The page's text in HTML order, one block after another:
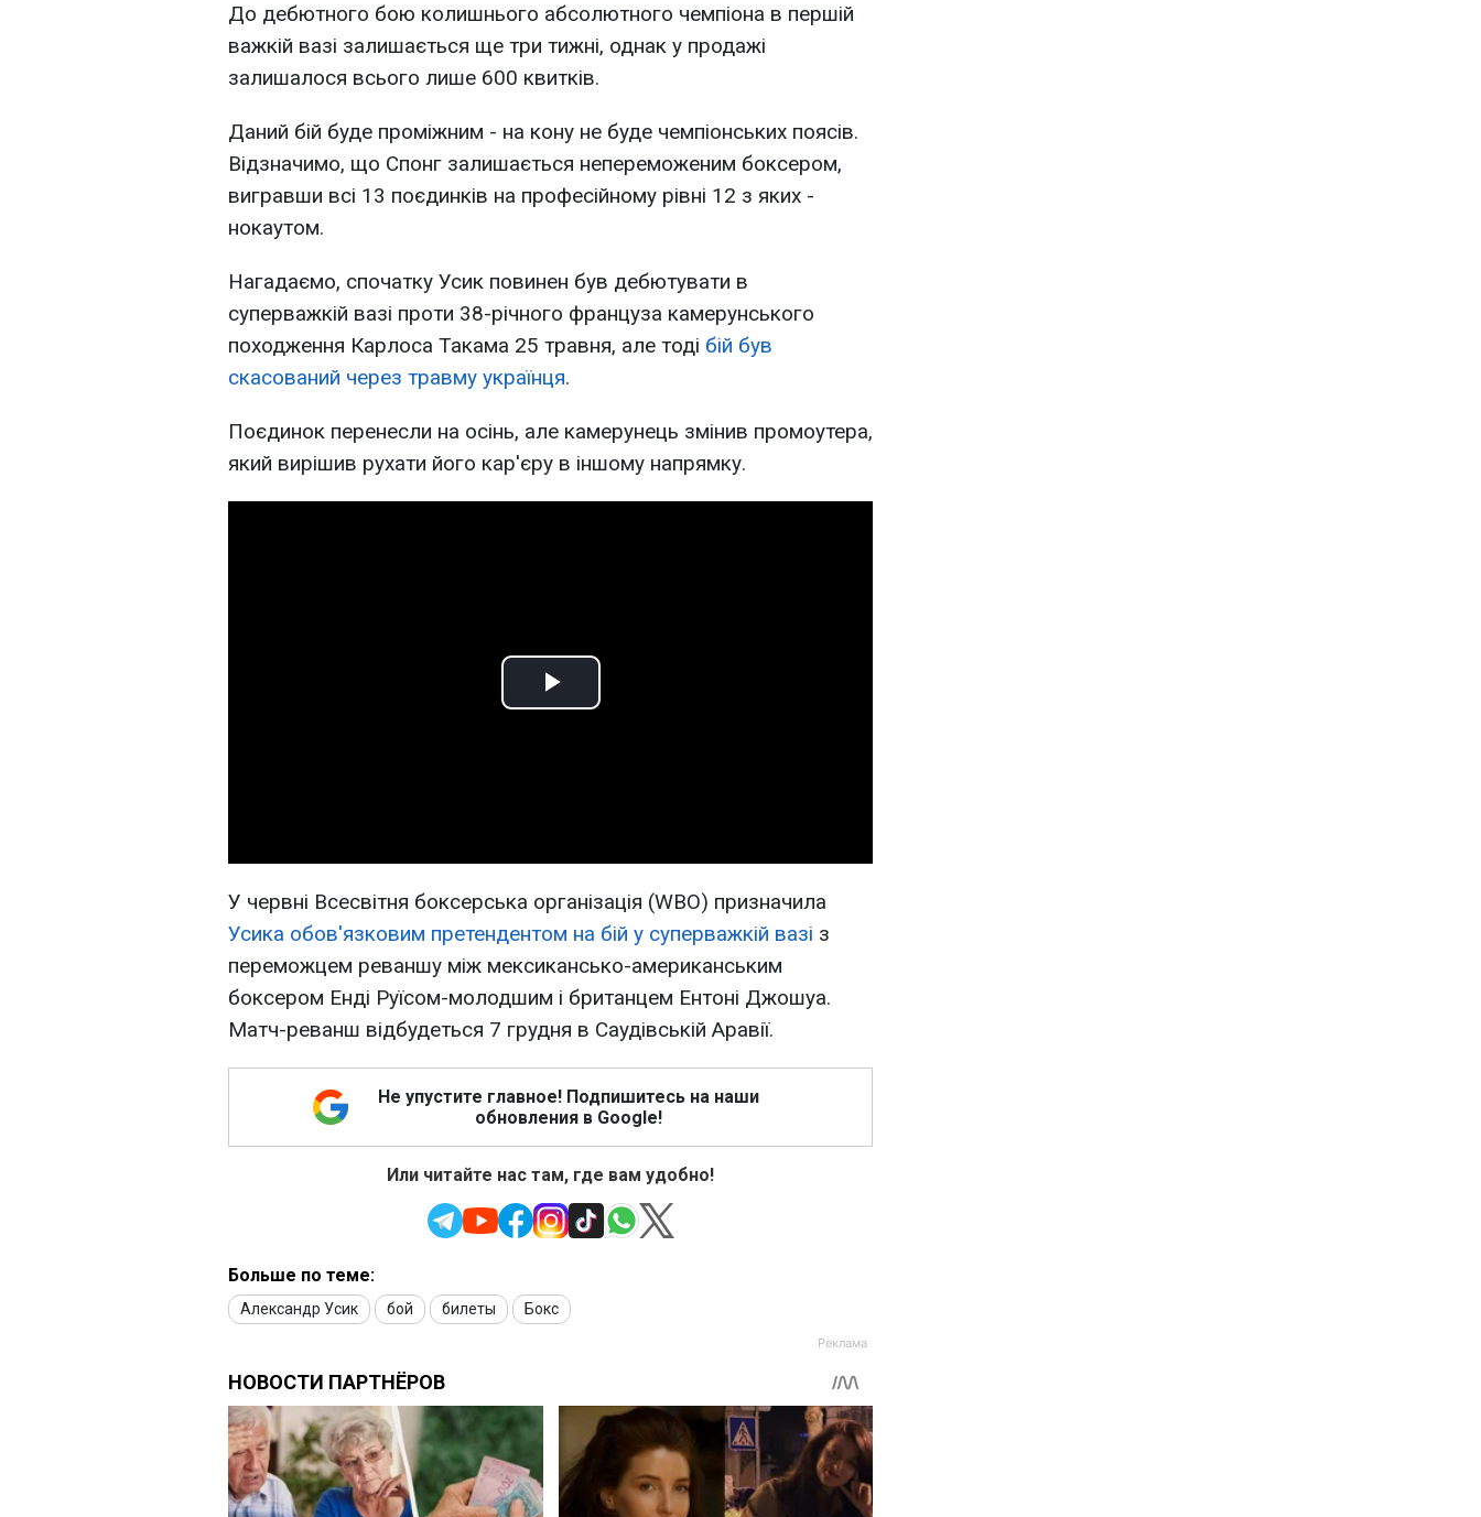
До дебютного бою колишнього абсолютного чемпіона в першій
важкій вазі залишається ще три тижні, однак у продажі
залишалося всього лише 600 квитків.
Даний бій буде проміжним - на кону не буде чемпіонських поясів.
Відзначимо, що Спонг залишається непереможеним боксером,
вигравши всі 13 поєдинків на професійному рівні 12 з яких -
нокаутом.
Нагадаємо, спочатку Усик повинен був дебютувати в
суперважкій вазі проти 38-річного француза камерунського
походження Карлоса Такама 25 травня, але тоді бій був
скасований через травму українця.
Поєдинок перенесли на осінь, але камерунець змінив промоутера,
який вирішив рухати його кар'єру в іншому напрямку.
Play
У червні Всесвітня боксерська організація (WBO) призначила
Усика обов'язковим претендентом на бій у суперважкій вазі з
переможцем реваншу між мексикансько-американським
боксером Енді Руїсом-молодшим і британцем Ентоні Джошуа.
Матч-реванш відбудеться 7 грудня в Саудівській Аравії.
Не упустите главное! Подпишитесь на наши
обновления в Google!
Или читайте нас там, где вам удобно!
Больше по теме:
Александр Усик бой билеты Бокс